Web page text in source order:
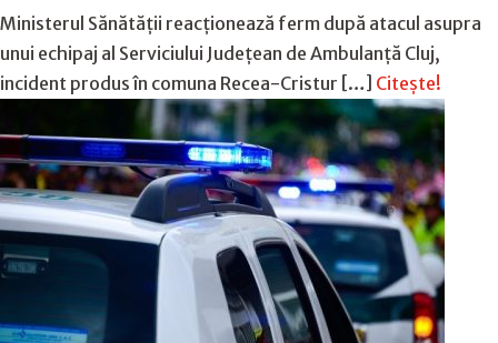
Ministerul Sănătății reacționează ferm după atacul asupra
unui echipaj al Serviciului Județean de Ambulanță Cluj,
incident produs în comuna Recea-Cristur […] Citește!